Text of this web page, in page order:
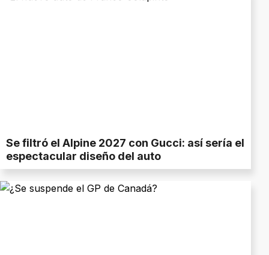
Se filtró el Alpine 2027 con Gucci: así sería el
espectacular diseño del auto